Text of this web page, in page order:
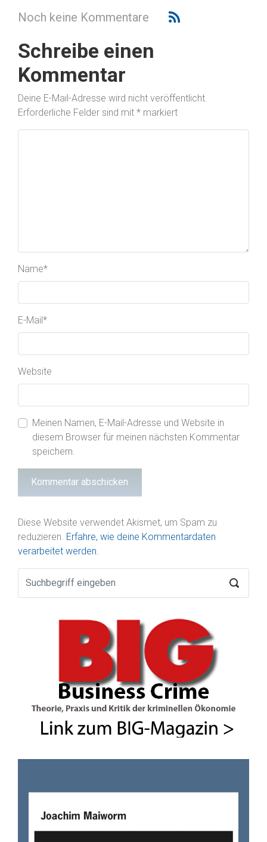
Noch keine Kommentare
Schreibe einen
Kommentar
Deine E-Mail-Adresse wird nicht veröffentlicht.
Erforderliche Felder sind mit * markiert
Name*
E-Mail*
Website
Meinen Namen, E-Mail-Adresse und Website in
diesem Browser für meinen nächsten Kommentar
speichern.
Diese Website verwendet Akismet, um Spam zu
reduzieren. Erfahre, wie deine Kommentardaten
verarbeitet werden.